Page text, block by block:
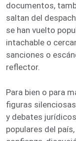
documentos,
saltan del
se han vuelto
intachable o
sanciones o
reflector.
Para bien o para
figuras
y debates
populares del